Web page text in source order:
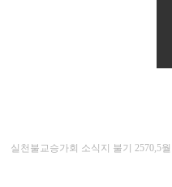
실천불교승가회 소식지 불기 2570,5월